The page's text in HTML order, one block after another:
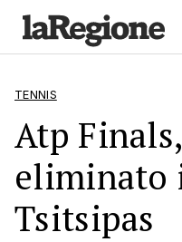
TENNIS
Atp
eliminato
Tsitsipas